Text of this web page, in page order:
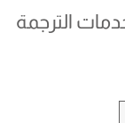
الترجمة